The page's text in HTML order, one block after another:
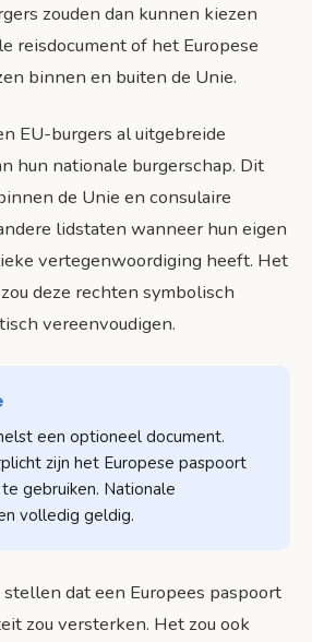
zouden dan kunnen kiezen
reisdocument of het Europese
binnen en buiten de Unie.
EU-burgers al uitgebreide
hun nationale burgerschap. Dit
de Unie en consulaire
lidstaten wanneer hun eigen
vertegenwoordiging heeft. Het
deze rechten symbolisch
vereenvoudigen.
een optioneel document.
zijn het Europese paspoort
gebruiken. Nationale
volledig geldig.
dat een Europees paspoort
zou versterken. Het zou ook